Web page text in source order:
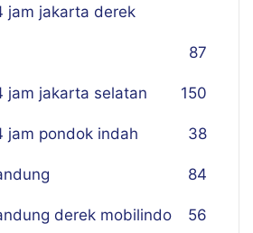
jam jakarta derek
87
jam jakarta selatan 150
jam pondok indah 38
84
derek mobilindo 56